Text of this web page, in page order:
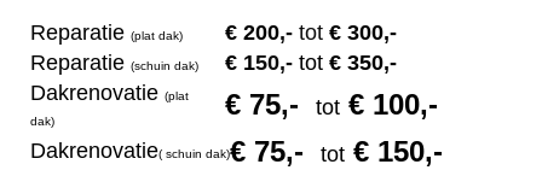
Reparatie (plat dak) € 200,- tot € 300,-
Reparatie (schuin dak) € 150,- tot € 350,-
Dakrenovatie (plat
dak)
€ 75,- tot € 100,-
Dakrenovatie( schuin dak)€ 75,- tot € 150,-